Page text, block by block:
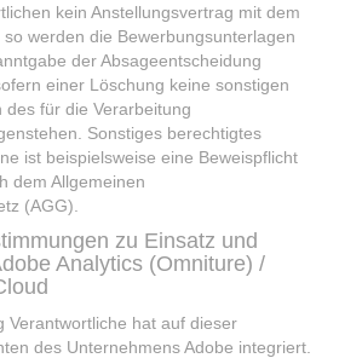
kein Anstellungsvertrag mit dem
werden die Bewerbungsunterlagen
der Absageentscheidung
einer Löschung keine sonstigen
für die Verarbeitung
Sonstiges berechtigtes
ist beispielsweise eine Beweispflicht
dem Allgemeinen
(AGG).
zu Einsatz und
Analytics (Omniture) /
Verantwortliche hat auf dieser
des Unternehmens Adobe integriert.